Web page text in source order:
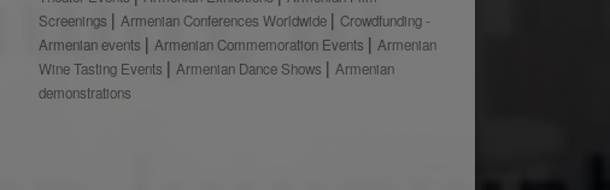
Screenings
Armenian Conferences Worldwide
Crowdfunding -
Armenian events
Armenian Commemoration Events
Armenian
Wine Tasting Events
Armenian Dance Shows
Armenian
demonstrations